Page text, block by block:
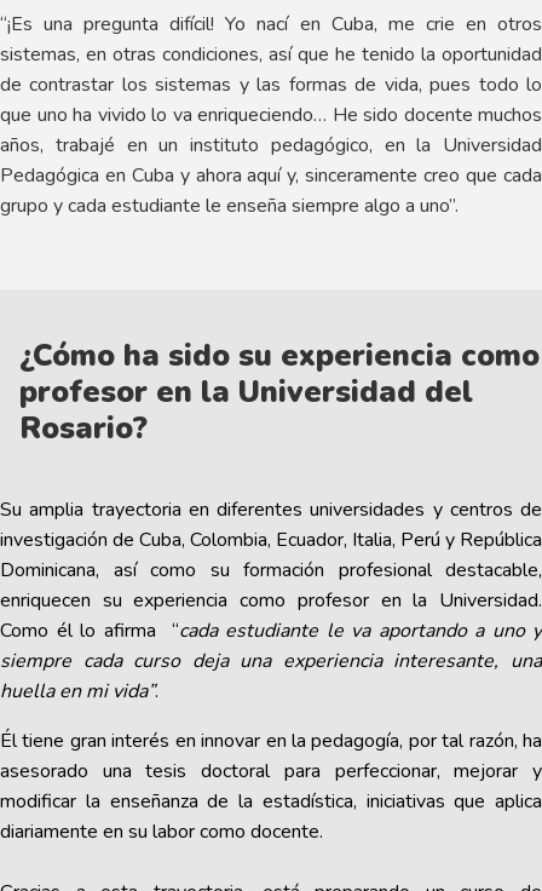
“¡Es una pregunta difícil! Yo nací en Cuba, me crie en otros
sistemas, en otras condiciones, así que he tenido la oportunidad
de contrastar los sistemas y las formas de vida, pues todo lo
que uno ha vivido lo va enriqueciendo… He sido docente muchos
años, trabajé en un instituto pedagógico, en la Universidad
Pedagógica en Cuba y ahora aquí y, sinceramente creo que cada
grupo y cada estudiante le enseña siempre algo a uno”.
¿Cómo ha sido su experiencia como
profesor en la Universidad del
Rosario?
Su amplia trayectoria en diferentes universidades y centros de
investigación de Cuba, Colombia, Ecuador, Italia, Perú y República
Dominicana, así como su formación profesional destacable,
enriquecen su experiencia como profesor en la Universidad.
Como él lo afirma “cada estudiante le va aportando a uno y
siempre cada curso deja una experiencia interesante, una
huella en mi vida”.
Él tiene gran interés en innovar en la pedagogía, por tal razón, ha
asesorado una tesis doctoral para perfeccionar, mejorar y
modificar la enseñanza de la estadística, iniciativas que aplica
diariamente en su labor como docente.